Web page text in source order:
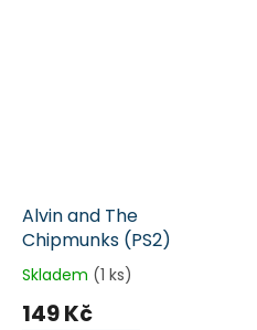
Alvin and The
Chipmunks (PS2)
Skladem (1 ks)
149 Kč